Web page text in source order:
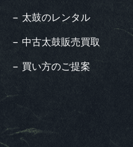
− 太鼓のレンタル
− 中古太鼓販売買取
− 買い方のご提案